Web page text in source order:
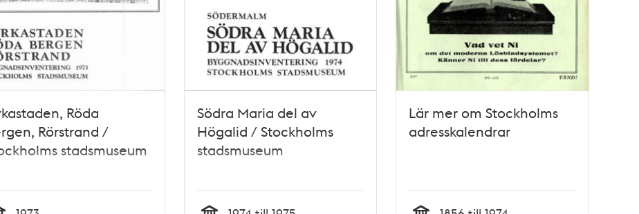
Röda
Rörstrand /
stadsmuseum
Södra Maria del av
Högalid / Stockholms
stadsmuseum
Lär mer om Stockholms
adresskalendrar